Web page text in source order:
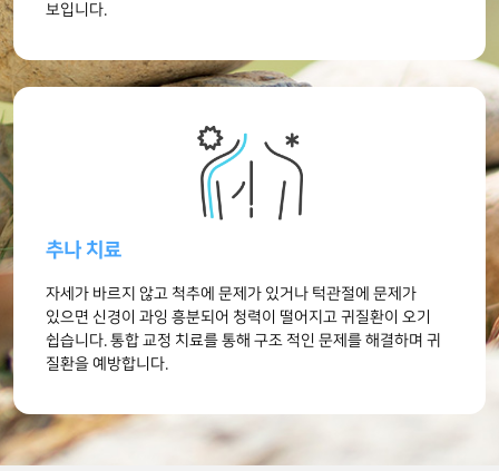
보입니다.
추나 치료
자세가 바르지 않고 척추에 문제가 있거나턱관절에 문제가
있으면 신경이 과잉 흥분되어 청력이 떨어지고 귀질환이 오기
쉽습니다. 통합 교정 치료를 통해 구조 적인 문제를 해결하며 귀
질환을 예방합니다.